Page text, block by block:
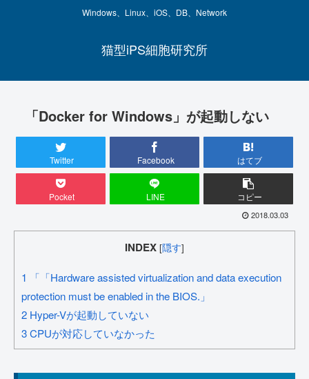
Windows、Linux、iOS、DB、Network
猫型iPS細胞研究所
「Docker for Windows」が起動しない
Twitter Facebook はてブ
Pocket LINE コピー
2018.03.03
INDEX [隠す]
1 「「Hardware assisted virtualization and data execution
protection must be enabled in the BIOS.」
2 Hyper-Vが起動していない
3CPUが対応していなかった